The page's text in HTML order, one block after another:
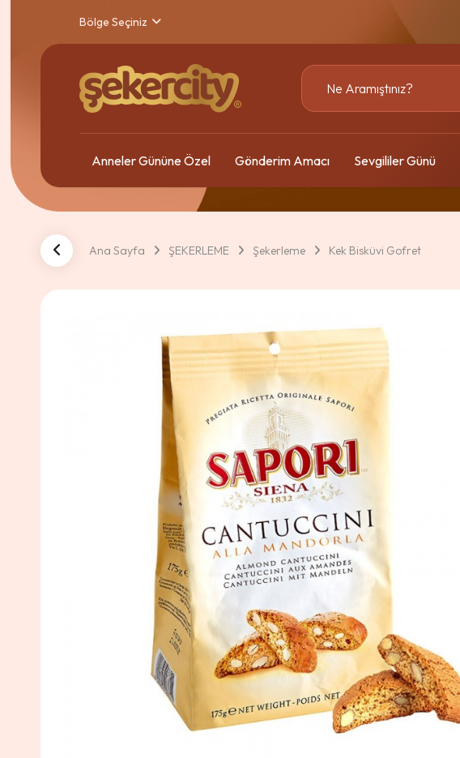
Bölge Seçiniz
Anneler Gününe Özel Gönderim Amacı Sevgililer Günü
Ana Sayfa ŞEKERLEME Şekerleme Kek Bisküvi Gofret